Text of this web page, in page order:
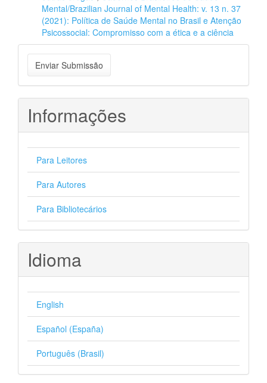
Mental/Brazilian Journal of Mental Health: v. 13 n. 37
(2021): Política de Saúde Mental no Brasil e Atenção
Psicossocial: Compromisso com a ética e a ciência
Enviar
Submissão
Enviar Submissão
Informações
Para Leitores
Para Autores
Para Bibliotecários
Idioma
English
Español (España)
Português (Brasil)